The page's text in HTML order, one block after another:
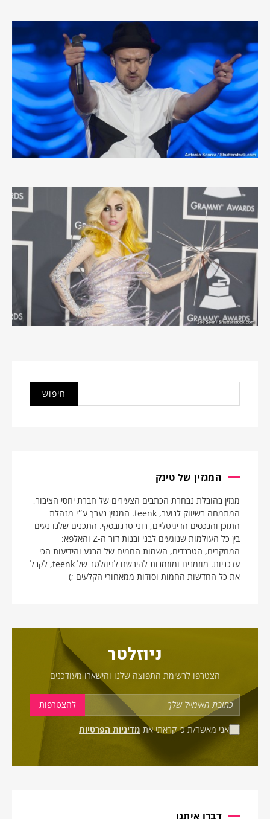
המגזין של טינק
מגזין בהובלת נבחרת הכתבים הצעירים של חברת יחסי הציבור,
המתמחה בשיווק לנוער, teenk. המגזין נערך ע״י מנהלת
התוכן והנכסים הדיגיטליים, רוני טרנובסקי. התכנים שלנו נעים
בין כל העולמות שנוגעים לבני ובנות דור ה-Z והאלפא:
המחקרים, הטרנדים, השמות החמים של הרגע והידיעות הכי
עדכניות. מוזמנים ומוזמנות להירשם לניוזלטר של teenk, לקבל
את כל החדשות החמות וסודות ממאחורי הקלעים ;)
ניוזלטר
הצטרפו לרשימת התפוצה שלנו והישארו מעודכנים
אני מאשר/ת כי קראתי את מדיניות הפרטיות
דברו איתנו